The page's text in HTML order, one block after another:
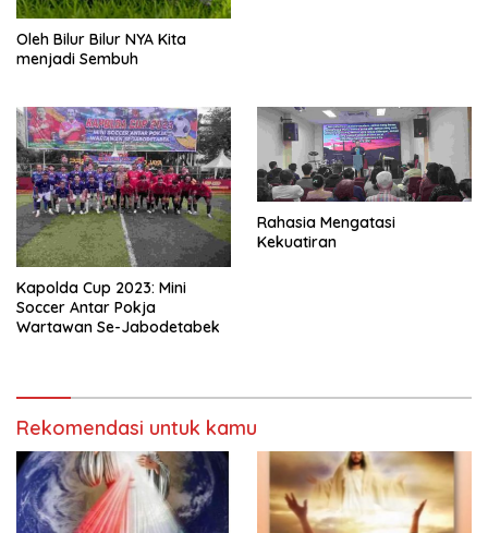
Oleh Bilur Bilur NYA Kita
menjadi Sembuh
Kapolda Cup 2023: Mini
Soccer Antar Pokja
Wartawan Se-Jabodetabek
Rahasia Mengatasi
Kekuatiran
Rekomendasi untuk kamu